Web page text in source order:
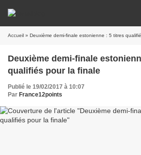
Accueil » Deuxième demi-finale estonienne : 5 titres
Deuxième demi-finale
qualifiés pour la finale
Publié le 19/02/2017 à 10:07
Par France12points